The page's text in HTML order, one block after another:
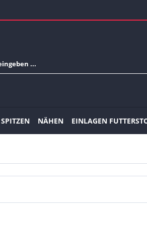
NÄHEN EINLAGEN